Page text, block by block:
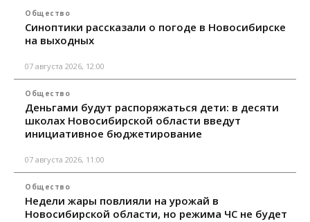
Общество
Синоптики рассказали о погоде в Новосибирске
на выходных
07 августа 2026, 12:00
Общество
Деньгами будут распоряжаться дети: в десяти
школах Новосибирской области введут
инициативное бюджетирование
07 августа 2026, 11:00
Общество
Недели жары повлияли на урожай в
Новосибирской области, но режима ЧС не будет